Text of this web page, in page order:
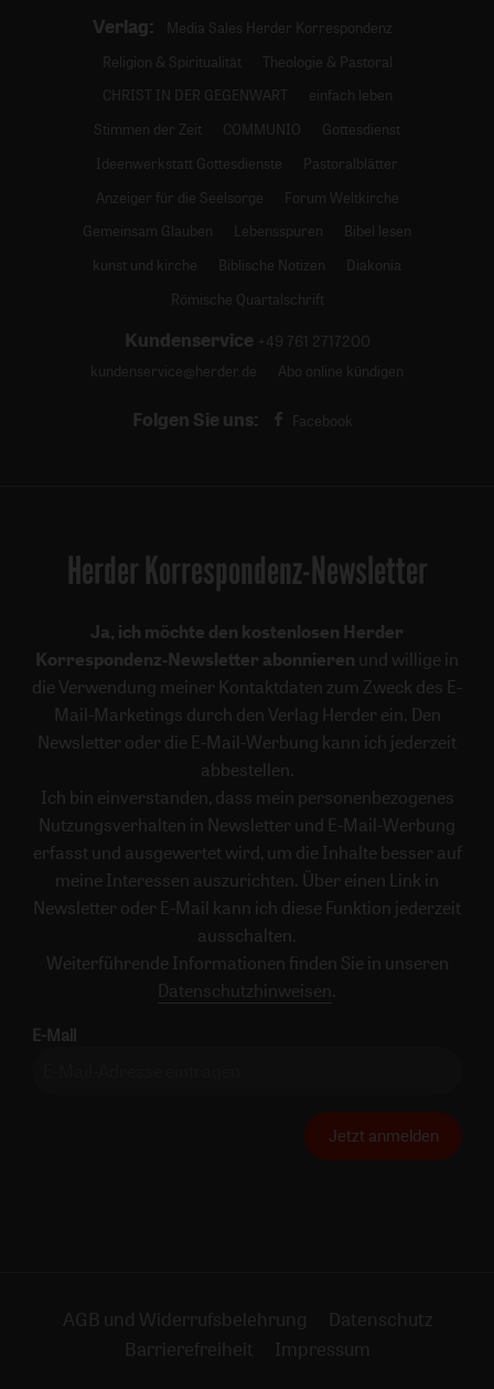
Verlag:
Media Sales Herder Korrespondenz
Religion & Spiritualität
Theologie & Pastoral
CHRIST IN DER GEGENWART
einfach leben
Stimmen der Zeit
COMMUNIO
Gottesdienst
Ideenwerkstatt Gottesdienste
Pastoralblätter
Anzeiger für die Seelsorge
Forum Weltkirche
Gemeinsam Glauben
Lebensspuren
Bibel lesen
kunst und kirche
Biblische Notizen
Diakonia
Römische Quartalschrift
Kundenservice +49 761 2717200
kundenservice@herder.de
Abo online kündigen
Folgen Sie uns: Facebook
Herder Korrespondenz-Newsletter
Ja, ich möchte den kostenlosen Herder
Korrespondenz-Newsletter abonnieren und willige in
die Verwendung meiner Kontaktdaten zum Zweck des E-
Mail-Marketings durch den Verlag Herder ein. Den
Newsletter oder die E-Mail-Werbung kann ich jederzeit
abbestellen.
Ich bin einverstanden, dass mein personenbezogenes
Nutzungsverhalten in Newsletter und E-Mail-Werbung
erfasst und ausgewertet wird, um die Inhalte besser auf
meine Interessen auszurichten. Über einen Link in
Newsletter oder E-Mail kann ich diese Funktion jederzeit
ausschalten.
Weiterführende Informationen finden Sie in unseren
Datenschutzhinweisen .
E-Mail
Jetzt anmelden
AGB und Widerrufsbelehrung
Datenschutz
Barrierefreiheit
Impressum